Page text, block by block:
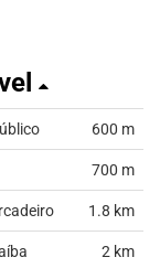
600 m
700 m
1.8 km
2 km